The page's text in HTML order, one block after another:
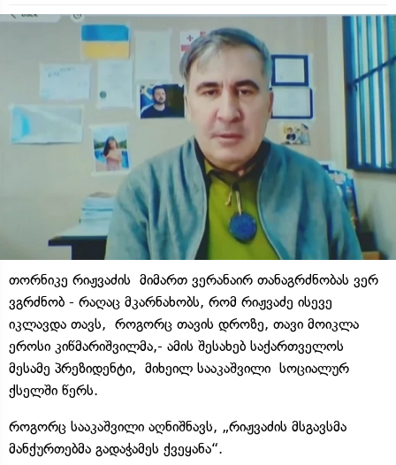
თორნიკე რიჟვაძის მიმართ ვერანაირ თანაგრძნობას ვერ
ვგრძნობ - რაღაც მკარნახობს, რომ რიჟვაძე ისევე
იკლავდა თავს, როგორც თავის დროზე, თავი მოიკლა
ეროსი კიწმარიშვილმა,- ამის შესახებ საქართველოს
მესამე პრეზიდენტი, მიხეილ სააკაშვილი სოციალურ
ქსელში წერს.
როგორც სააკაშვილი აღნიშნავს, „რიჟვაძის მსგავსმა
მანქურთებმა გადაჭამეს ქვეყანა“.